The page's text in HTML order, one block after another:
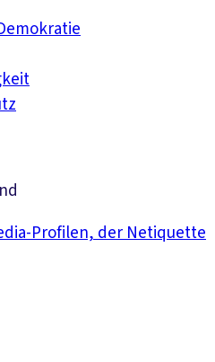
Profilen, der Netiquette